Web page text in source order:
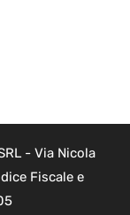
- Via Nicola
Fiscale e